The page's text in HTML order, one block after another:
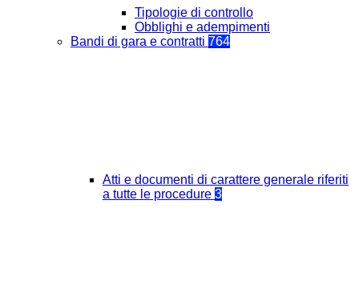
Tipologie di controllo
Obblighi e adempimenti
Bandi di gara e contratti 764
Atti e documenti di carattere generale riferiti
a tutte le procedure 3